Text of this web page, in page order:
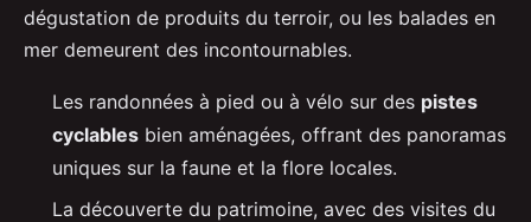
dégustation de produits du terroir, ou les balades en
mer demeurent des incontournables.
Les randonnées à pied ou à vélo sur des pistes
cyclables bien aménagées, offrant des panoramas
uniques sur la faune et la flore locales.
La découverte du patrimoine, avec des visites du